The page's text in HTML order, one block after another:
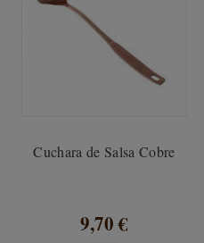
Cuchara de Salsa Cobre
9,70 €